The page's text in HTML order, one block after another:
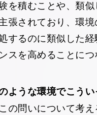
を積むことや、類
張されており、環
するのに類似した
スを高めることに
ような環境でこう
この問いについて考